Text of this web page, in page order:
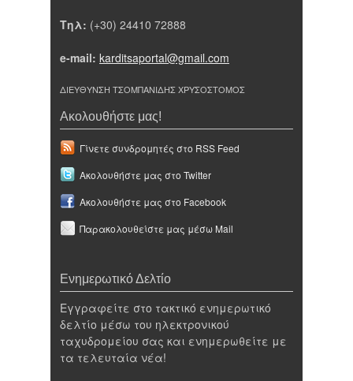
Τηλ: (+30) 24410 72888
e-mail: karditsaportal@gmail.com
ΔΙΕΥΘΥΝΣΗ ΤΣΟΜΠΑΝΙΔΗΣ ΧΡΥΣΟΣΤΟΜΟΣ
Ακολουθήστε μας!
Γίνετε συνδρομητές στο RSS Feed
Ακολουθήστε μας στο Twitter
Ακολουθήστε μας στο Facebook
Παρακολουθείστε μας μέσω Mail
Ενημερωτικό Δελτίο
Εγγραφείτε στο τακτικό ενημερωτικό
δελτίο μέσω του ηλεκτρονικού
ταχυδρομείου σας και ενημερωθείτε με
τα τελευταία νέα!